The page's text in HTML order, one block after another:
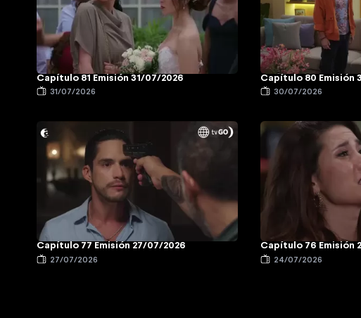
Capítulo 81 Emisión 31/07/2026
31/07/2026
Capítulo 80 Emisión
30/07/2026
Capítulo 77 Emisión 27/07/2026
27/07/2026
Capítulo 76 Emisión
24/07/2026